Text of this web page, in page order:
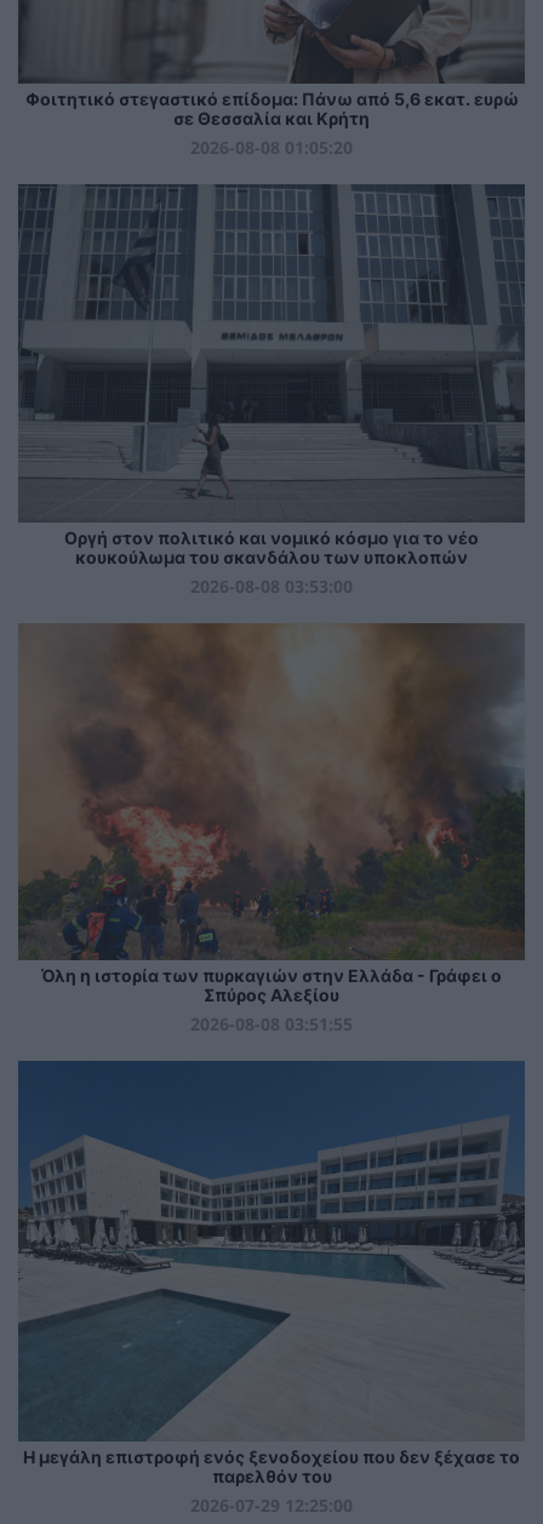
Φοιτητικό στεγαστικό επίδομα: Πάνω από 5,6 εκατ. ευρώ
σε Θεσσαλία και Κρήτη
2026-08-08 01:05:20
Οργή στον πολιτικό και νομικό κόσμο για το νέο
κουκούλωμα του σκανδάλου των υποκλοπών
2026-08-08 03:53:00
Όλη η ιστορία των πυρκαγιών στην Ελλάδα - Γράφει ο
Σπύρος Αλεξίου
2026-08-08 03:51:55
Η μεγάλη επιστροφή ενός ξενοδοχείου που δεν ξέχασε το
παρελθόν του
2026-07-29 12:25:00